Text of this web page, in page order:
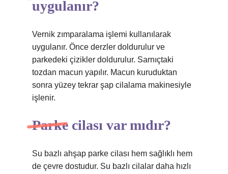
uygulanır?
Vernik zımparalama işlemi kullanılarak
uygulanır. Önce derzler doldurulur ve
parkedeki çizikler doldurulur. Sarnıçtaki
tozdan macun yapılır. Macun kuruduktan
sonra yüzey tekrar şap cilalama makinesiyle
işlenir.
Parke cilası var mıdır?
Su bazlı ahşap parke cilası hem sağlıklı hem
de çevre dostudur. Su bazlı cilalar daha hızlı